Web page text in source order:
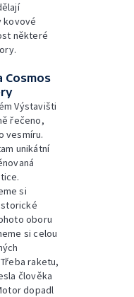
kovové
některé
Cosmos
Výstavišti
řečeno,
vesmíru.
unikátní
si
oboru
si celou
raketu,
člověka
dopadl